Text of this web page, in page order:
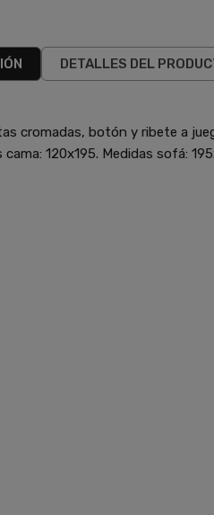
DETALLES DEL
cromadas, botón y ribete a
120x195. Medidas sofá: